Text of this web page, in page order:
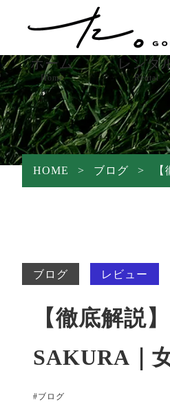
ホーム
Home
レンタ
Rental
レンタル
レンタル
よくあ
HOME > ブログ >
ブログ レビュー
【徹底解説
SAKURA｜
#ブログ